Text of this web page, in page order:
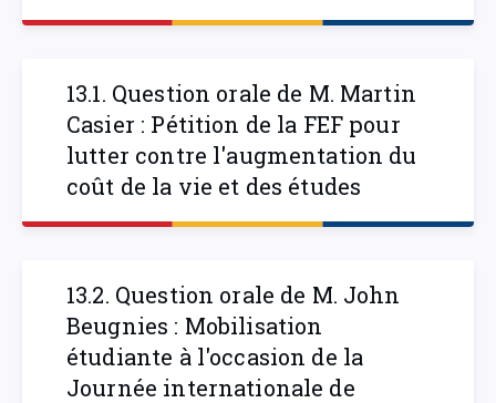
13.1. Question orale de M. Martin
Casier : Pétition de la FEF pour
lutter contre l'augmentation du
coût de la vie et des études
13.2. Question orale de M. John
Beugnies : Mobilisation
étudiante à l'occasion de la
Journée internationale de